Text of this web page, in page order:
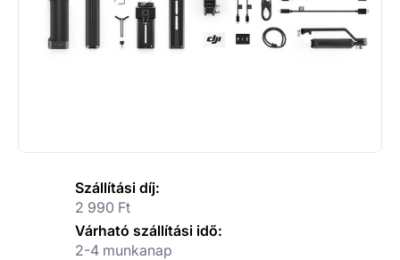
Szállítási díj:
2 990 Ft
Várható szállítási idő:
2-4 munkanap